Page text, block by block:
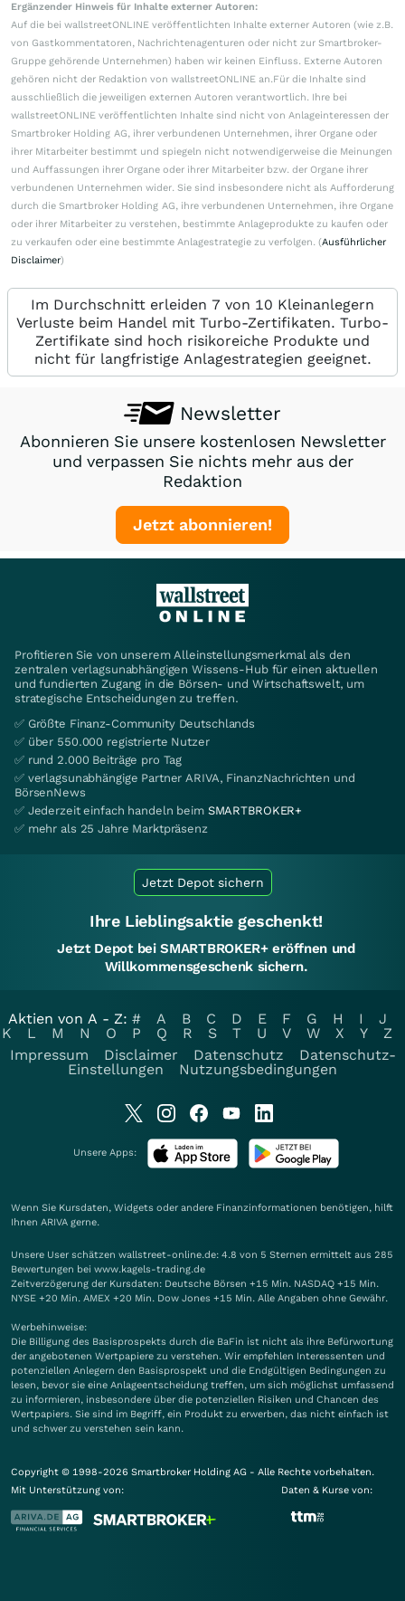
Ergänzender Hinweis für Inhalte externer Autoren:
Auf die bei wallstreetONLINE veröffentlichten Inhalte externer Autoren (wie z.B.
von Gastkommentatoren, Nachrichtenagenturen oder nicht zur Smartbroker-
Gruppe gehörende Unternehmen) haben wir keinen Einfluss. Externe Autoren
gehören nicht der Redaktion von wallstreetONLINE an.Für die Inhalte sind
ausschließlich die jeweiligen externen Autoren verantwortlich. Ihre bei
wallstreetONLINE veröffentlichten Inhalte sind nicht von Anlageinteressen der
Smartbroker Holding AG, ihrer verbundenen Unternehmen, ihrer Organe oder
ihrer Mitarbeiter bestimmt und spiegeln nicht notwendigerweise die Meinungen
und Auffassungen ihrer Organe oder ihrer Mitarbeiter bzw. der Organe ihrer
verbundenen Unternehmen wider. Sie sind insbesondere nicht als Aufforderung
durch die Smartbroker Holding AG, ihre verbundenen Unternehmen, ihre Organe
oder ihrer Mitarbeiter zu verstehen, bestimmte Anlageprodukte zu kaufen oder
zu verkaufen oder eine bestimmte Anlagestrategie zu verfolgen. (Ausführlicher
Disclaimer)
Im Durchschnitt erleiden 7 von 10 Kleinanlegern
Verluste beim Handel mit Turbo-Zertifikaten. Turbo-
Zertifikate sind hoch risikoreiche Produkte und
nicht für langfristige Anlagestrategien geeignet.
Newsletter
Abonnieren Sie unsere kostenlosen Newsletter
und verpassen Sie nichts mehr aus der
Redaktion
Jetzt abonnieren!
Profitieren Sie von unserem Alleinstellungsmerkmal als den
zentralen verlagsunabhängigen Wissens-Hub für einen aktuellen
und fundierten Zugang in die Börsen- und Wirtschaftswelt, um
strategische Entscheidungen zu treffen.
✅ Größte Finanz-Community Deutschlands
✅ über 550.000 registrierte Nutzer
✅ rund 2.000 Beiträge pro Tag
✅ verlagsunabhängige Partner ARIVA, FinanzNachrichten und
BörsenNews
✅ Jederzeit einfach handeln beim SMARTBROKER+
✅ mehr als 25 Jahre Marktpräsenz
Jetzt Depot sichern
Ihre Lieblingsaktie geschenkt!
Jetzt Depot bei SMARTBROKER+ eröffnen und
Willkommensgeschenk sichern.
Aktien von A - Z: # A B C D E F G H I
J
K
L M N O P Q R S T U V W X Y
Z
Impressum
Disclaimer Datenschutz
Datenschutz-
Einstellungen
Nutzungsbedingungen
Unsere Apps:
Wenn Sie Kursdaten, Widgets oder andere Finanzinformationen benötigen, hilft
Ihnen ARIVA gerne.
Unsere User schätzen wallstreet-online.de: 4.8 von 5 Sternen ermittelt aus 285
Bewertungen bei www.kagels-trading.de
Zeitverzögerung der Kursdaten: Deutsche Börsen +15 Min. NASDAQ +15 Min.
NYSE +20 Min. AMEX +20 Min. Dow Jones +15 Min. Alle Angaben ohne Gewähr.
Werbehinweise:
Die Billigung des Basisprospekts durch die BaFin ist nicht als ihre Befürwortung
der angebotenen Wertpapiere zu verstehen. Wir empfehlen Interessenten und
potenziellen Anlegern den Basisprospekt und die Endgültigen Bedingungen zu
lesen, bevor sie eine Anlageentscheidung treffen, um sich möglichst umfassend
zu informieren, insbesondere über die potenziellen Risiken und Chancen des
Wertpapiers. Sie sind im Begriff, ein Produkt zu erwerben, das nicht einfach ist
und schwer zu verstehen sein kann.
Copyright © 1998-2026 Smartbroker Holding AG - Alle Rechte vorbehalten.
Mit Unterstützung von:
Daten & Kurse von: